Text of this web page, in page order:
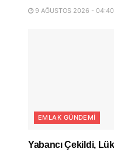
9 AĞUSTOS 2026 - 04:40
EMLAK GÜNDEMI
Yabancı Çekildi,